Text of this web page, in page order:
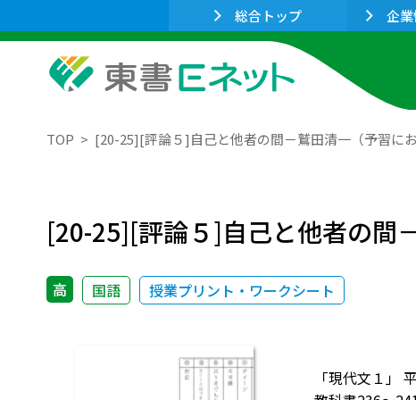
総合トップ 企
TOP [20-25][評論５]自己と他者の間－鷲田清一（予習に
[20-25][評論５]自己と他者の間
高 国語 授業プリント・ワークシート
「現代文１」